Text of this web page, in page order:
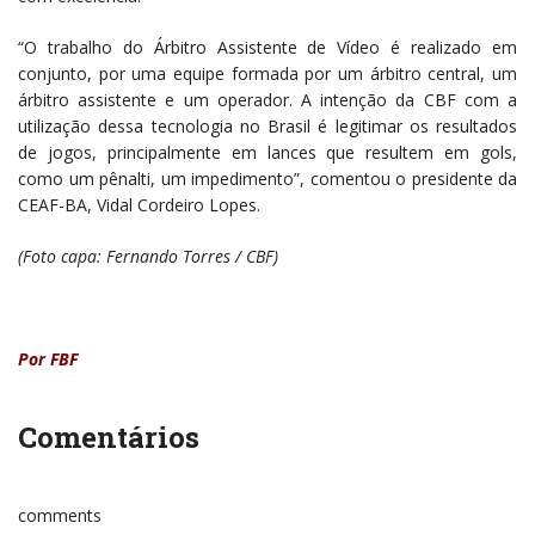
“O trabalho do Árbitro Assistente de Vídeo é realizado em
conjunto, por uma equipe formada por um árbitro central, um
árbitro assistente e um operador. A intenção da CBF com a
utilização dessa tecnologia no Brasil é legitimar os resultados
de jogos, principalmente em lances que resultem em gols,
como um pênalti, um impedimento”, comentou o presidente da
CEAF-BA, Vidal Cordeiro Lopes.
(Foto capa: Fernando Torres / CBF)
Por FBF
Comentários
comments